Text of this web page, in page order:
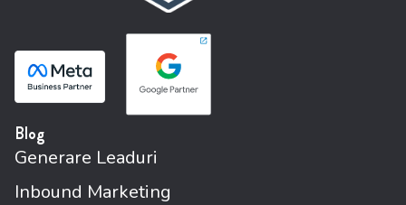
Blog
Generare Leaduri
Inbound Marketing